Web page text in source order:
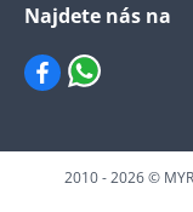
Najdete nás na
2010 - 2026 ©